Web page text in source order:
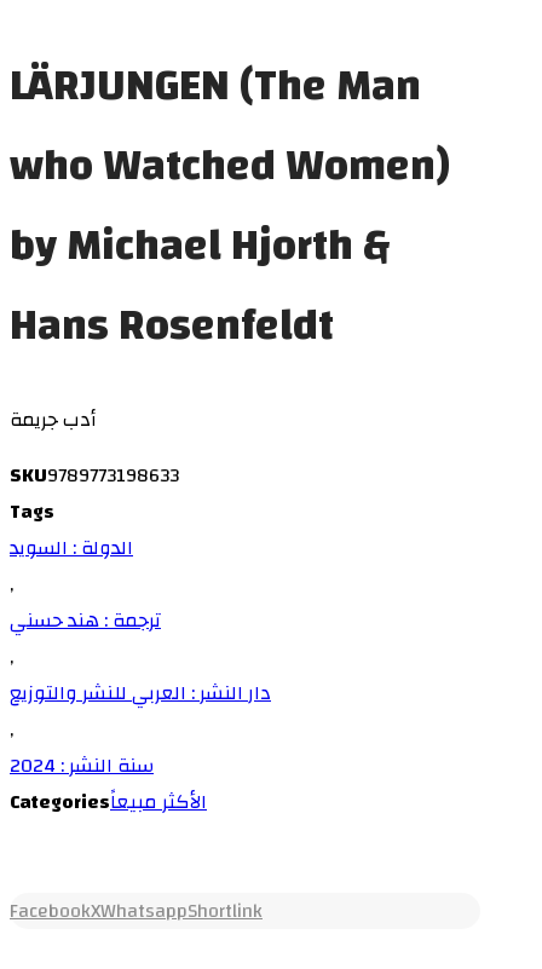
LÄRJUNGEN (The Man
who Watched Women)
by Michael Hjorth &
Hans Rosenfeldt
أدب جريمة
SKU9789773198633
Tags
الدولة : السويد
,
ترجمة : هند حسني
,
دار النشر : العربي للنشر والتوزيع
,
سنة النشر : 2024
Categoriesالأكثر مبيعاً
FacebookXWhatsappShortlink